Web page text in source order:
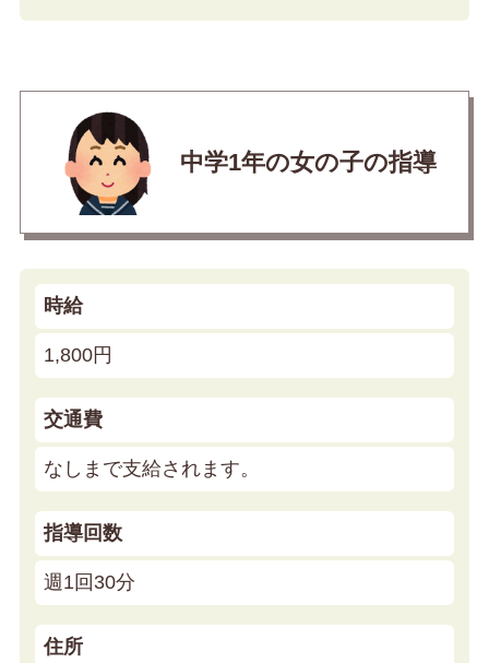
中学1年の女の子の指導
時給
1,800円
交通費
なしまで支給されます。
指導回数
週1回30分
住所